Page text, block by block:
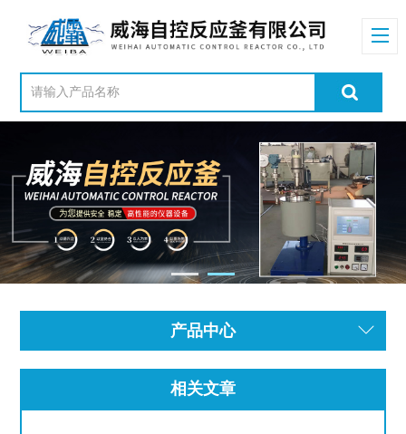
产品中心
相关文章